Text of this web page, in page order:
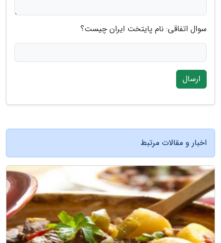
سوال اتفاقی: نام پایتخت ایران چیست؟
ارسال
اخبار و مقالات مرتبط